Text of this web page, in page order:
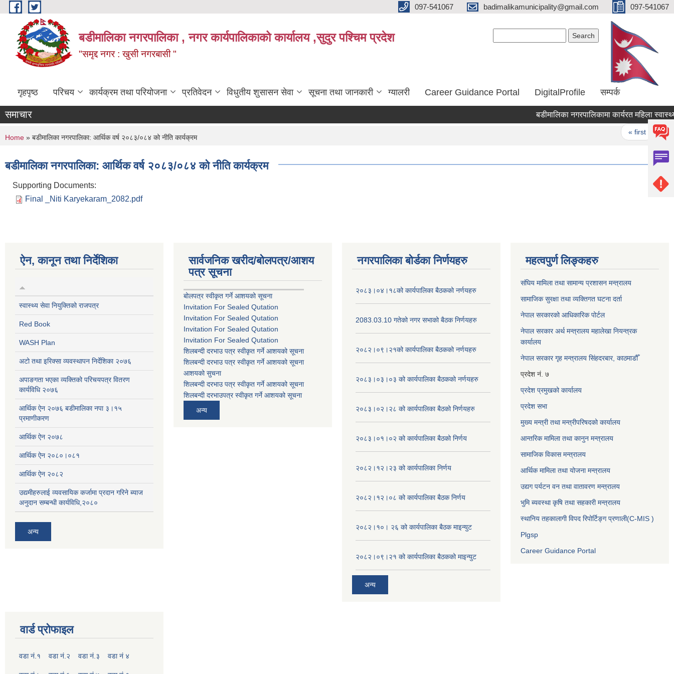
Skip to main content 097-541067 badimalikamunicipality@gmail.com 097-541067
बडीमालिका नगरपालिका , नगर कार्यपालिकाको कार्यालय ,सुदुर पश्चिम प्रदेश
"समृद्द नगर : खुसी नगरबासी "
गृहपृष्ठ परिचय कार्यक्रम तथा परियोजना प्रतिवेदन विधुतीय शुसासन सेवा सूचना तथा जानकारी ग्यालरी Career Guidance Portal DigitalProfile सम्पर्क
समाचार बडीमालिका नगरपालिकामा कार्यरत महिला
« first ‹
You are here
Home » बडीमालिका नगरपालिका: आर्थिक वर्ष २०८३/०८४ को नीति कार्यक्रम
बडीमालिका नगरपालिका: आर्थिक वर्ष २०८३/०८४ को नीति कार्यक्रम
Supporting Documents:
Final _Niti Karyekaram_2082.pdf
ऐन, कानून तथा निर्देशिका
स्वास्थ्य सेवा नियुक्तिको राजपत्र
Red Book
WASH Plan
अटो तथा इरिक्सा व्यवस्थापन निर्देशिका २०७६
अपाङगता भएका व्यक्तिको परिचयपत्र वितरण
कार्यविधि २०७६
आर्थिक ऐन २०७६ बडीमालिका नपा ३।१५
प्रमाणीकरण
आर्थिक ऐन २०७८
आर्थिक ऐन २०८०।०८१
आर्थिक ऐन २०८२
उद्यमीहरुलाई व्यवसायिक कर्जामा प्रदान गरिने ब्याज
अनुदान सम्बन्धी कार्यविधि,२०८०
अन्य
सार्वजनिक खरीद/बोलपत्र/आशय
पत्र सूचना
बोलपत्र स्वीकृत गर्ने आशयको सूचना
Invitation For Sealed Qutation
Invitation For Sealed Qutation
Invitation For Sealed Qutation
Invitation For Sealed Qutation
शिलबन्दी दरभाउ पत्र स्वीकृत गर्ने आशयको सूचना
शिलबन्दी दरभाउ पत्र स्वीकृत गर्ने आशयको सूचना
आशयको सुचना
शिलबन्दी दरभाउ पत्र स्वीकृत गर्ने आशयको सूचना
शिलबन्दी दरभाउपत्र स्वीकृत गर्ने आशयको सूचना
अन्य
नगरपालिका बोर्डका निर्णयहरु
२०८३।०४।१८को कार्यपालिका बैठकको नर्णयहरु
2083.03.10 गतेको नगर सभाको बैठक निर्णयहरु
२०८२।०९।२१को कार्यपालिका बैठकको नर्णयहरु
२०८३।०३।०३ को कार्यपालिका बैठकको नर्णयहरु
२०८३।०२।२८ को कार्यपालिका बैठको निर्णयहरु
२०८३।०१।०२ को कार्यपालिका बैठको निर्णय
२०८२।१२।२३ को कार्यपालिका निर्णय
२०८२।१२।०८ को कार्यपालिका बैठक निर्णय
२०८२।१०। २६ को कार्यपालिका बैठक माइन्युट
२०८२।०९।२१ को कार्यपालिका बैठकको माइन्युट
अन्य
महत्वपुर्ण लिङ्कहरु
संघिय मामिला तथा सामान्य प्रशासन मन्त्रालय
सामाजिक सुरक्षा तथा व्यक्तिगत घटना दर्ता
नेपाल सरकारको आधिकारिक पोर्टल
नेपाल सरकार अर्थ मन्त्रालय महालेखा नियन्त्रक
कार्यालय
नेपाल सरकार गृह मन्त्रालय सिंहदरबार, काठमाडौँ
प्रदेश नं. ७
प्रदेश प्रमुखको कार्यालय
प्रदेश सभा
मुख्य मन्त्री तथा मन्त्रीपरिषदको कार्यालय
आन्तरिक मामिला तथा कानुन मन्त्रालय
सामाजिक विकास मन्त्रालय
आर्थिक मामिला तथा योजना मन्त्रालय
उद्यग पर्यटन वन तथा वातावरण मन्त्रालय
भुमि ब्यवस्था कृषि तथा सहकारी मन्त्रालय
स्थानिय तहकालागी विपद रिपोर्टिङ्ग प्रणाली(C-MIS )
Plgsp
Career Guidance Portal
वार्ड प्रोफाइल
वडा नं.१ वडा नं.२ वडा नं.३ वडा नं ४